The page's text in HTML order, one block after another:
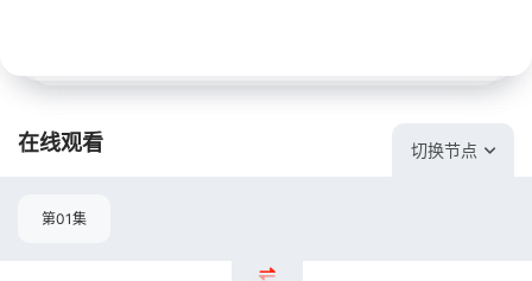
在线观看 切换节点
第01集